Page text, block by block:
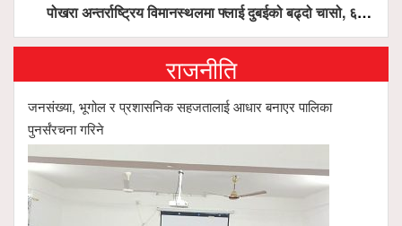
पोखरा अन्तर्राष्ट्रिय विमानस्थलमा फ्लाई दुबईको बढ्दो चासो, ६ घण्टा लामो प्राविधिक निरीक्षणपछि दैनिक उडानको ढोका खुल्दै
राजनीति
जनसंख्या, भूगोल र प्रशासनिक सहजतालाई आधार बनाएर पालिका
पुनर्संरचना गरिने